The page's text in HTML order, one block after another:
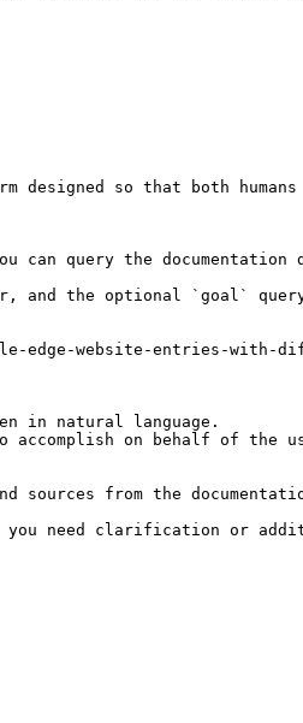
so that both
query the documentation
and the optional `goal`
website-entries-with-
in natural language.
on behalf of the
sources from the
you need clarification or